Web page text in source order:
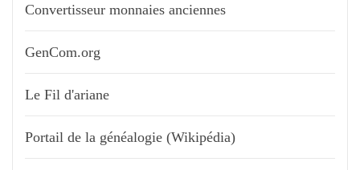
Convertisseur monnaies anciennes
GenCom.org
Le Fil d'ariane
Portail de la généalogie (Wikipédia)